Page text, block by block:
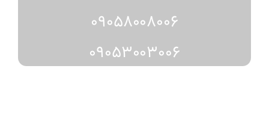
09058008006
09053003006